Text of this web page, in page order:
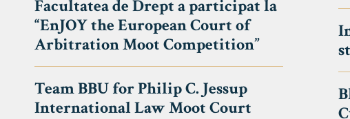
Facultatea de Drept a participat la
“EnJOY the European Court of
Arbitration Moot Competition”
Team BBU for Philip C. Jessup
International Law Moot Court